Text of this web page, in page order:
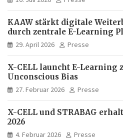
KAAW stärkt digitale
durch zentrale E-Learning
29. April 2026 Presse
X-CELL launcht E-Learning
Unconscious Bias
27. Februar 2026 Presse
X-CELL und STRABAG
2026
4. Februar 2026 Presse